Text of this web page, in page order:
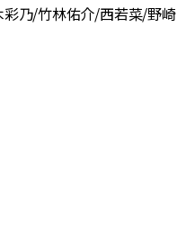
乃/竹林佑介/西若菜/野崎